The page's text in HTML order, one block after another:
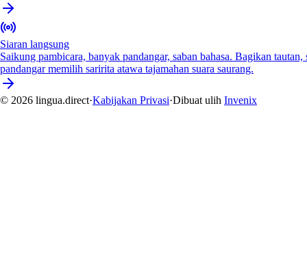
Siaran langsung
Saikung pambicara, banyak pandangar, saban bahasa. Bagikan tautan,
pandangar memilih saririta atawa tajamahan suara saurang.
© 2026 lingua.direct·Kabijakan Privasi·Dibuat ulih Invenix